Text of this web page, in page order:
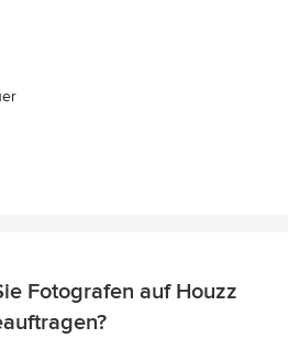
Fotografen auf Houzz